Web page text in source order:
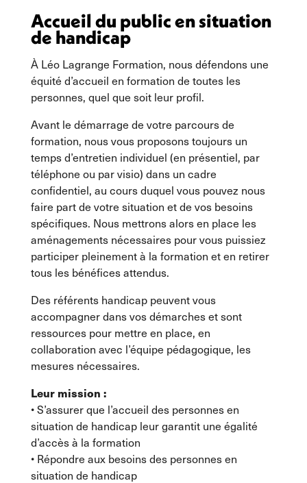
Accueil du public en situation
de handicap
À Léo Lagrange Formation, nous défendons une
équité d’accueil en formation de toutes les
personnes, quel que soit leur profil.
Avant le démarrage de votre parcours de
formation, nous vous proposons toujours un
temps d’entretien individuel (en présentiel, par
téléphone ou par visio) dans un cadre
confidentiel, au cours duquel vous pouvez nous
faire part de votre situation et de vos besoins
spécifiques. Nous mettrons alors en place les
aménagements nécessaires pour vous puissiez
participer pleinement à la formation et en retirer
tous les bénéfices attendus.
Des référents handicap peuvent vous
accompagner dans vos démarches et sont
ressources pour mettre en place, en
collaboration avec l’équipe pédagogique, les
mesures nécessaires.
Leur mission :
• S’assurer que l’accueil des personnes en
situation de handicap leur garantit une égalité
d’accès à la formation
• Répondre aux besoins des personnes en
situation de handicap